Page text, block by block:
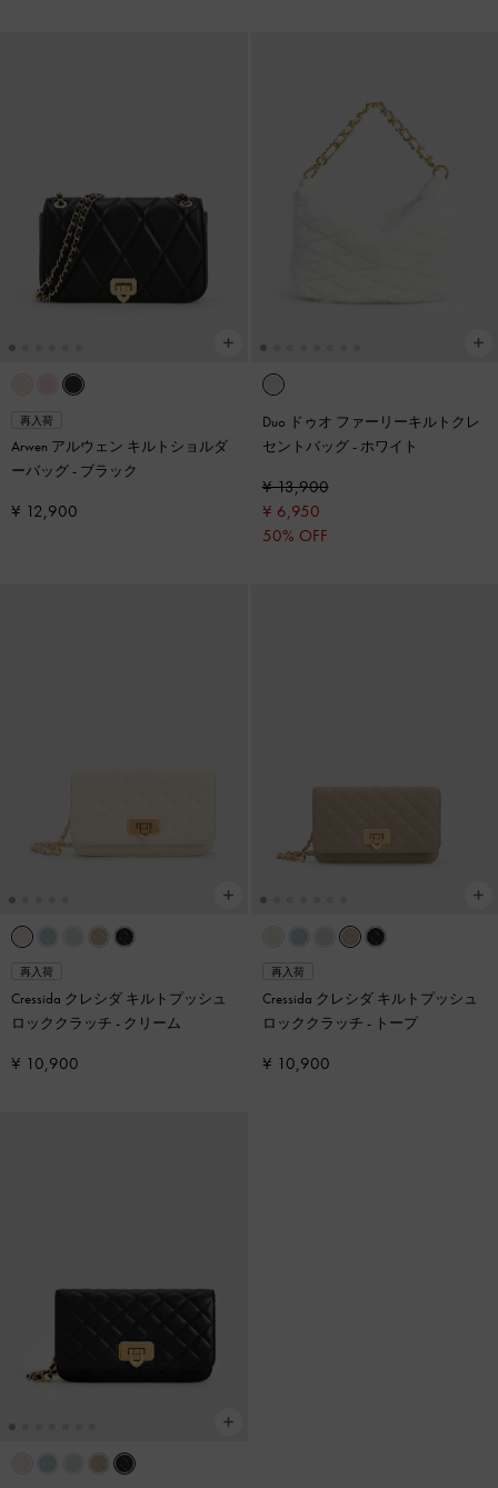
再入荷
Arwen アルウェン キルトショルダ
ーバッグ- ブラック
¥ 12,900
Duo ドゥオ ファーリーキルトクレ
セントバッグ- ホワイト
¥ 13,900
¥ 6,950
50% OFF
再入荷
Cressida クレシダ キルトプッシュ
ロッククラッチ - クリーム
¥ 10,900
再入荷
Cressida クレシダ キルトプッシュ
ロッククラッチ - トープ
¥ 10,900